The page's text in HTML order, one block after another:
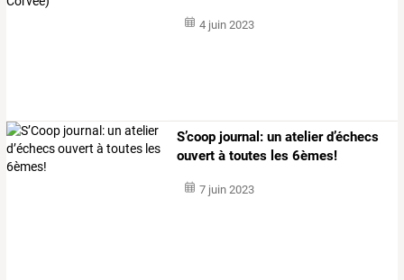
4 juin 2023
S’coop journal: un atelier d’échecs
ouvert à toutes les 6èmes!
7 juin 2023